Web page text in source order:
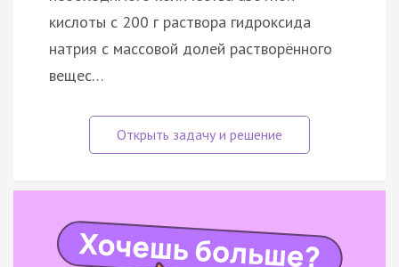
кислоты с 200 г раствора гидроксида
натрия с массовой долей растворённого
вещес…